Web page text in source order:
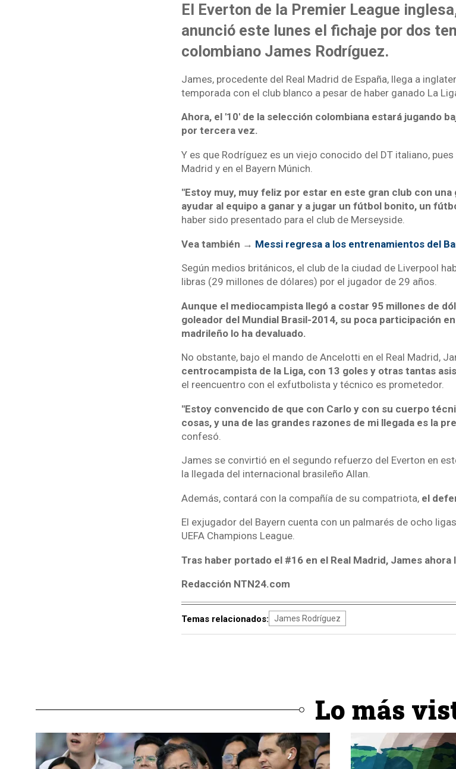
El Everton de la Premier League
anunció este lunes el fichaje por dos
colombiano James Rodríguez.
James, procedente del Real Madrid de España, llega a
temporada con el club blanco a pesar de haber ganado La
Ahora, el '10' de la selección colombiana estará jugando
por tercera vez.
Y es que Rodríguez es un viejo conocido del DT italiano,
Madrid y en el Bayern Múnich.
"Estoy muy, muy feliz por estar en este gran club con
ayudar al equipo a ganar y a jugar un fútbol bonito, un
haber sido presentado para el club de Merseyside.
Vea también → Messi regresa a los entrenamientos del
Según medios británicos, el club de la ciudad de Liverpool
libras (29 millones de dólares) por el jugador de 29 años.
Aunque el mediocampista llegó a costar 95 millones de
goleador del Mundial Brasil-2014, su poca participación
madrileño lo ha devaluado.
No obstante, bajo el mando de Ancelotti en el Real Madrid,
centrocampista de la Liga, con 13 goles y otras tantas
el reencuentro con el exfutbolista y técnico es prometedor.
"Estoy convencido de que con Carlo y con su cuerpo
cosas, y una de las grandes razones de mi llegada es la
confesó.
James se convirtió en el segundo refuerzo del Everton en
la llegada del internacional brasileño Allan.
Además, contará con la compañía de su compatriota, el
El exjugador del Bayern cuenta con un palmarés de ocho
UEFA Champions League.
Tras haber portado el #16 en el Real Madrid, James ahora
Redacción NTN24.com
Temas relacionados: James Rodríguez
Lo más